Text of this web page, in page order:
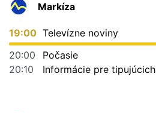
Markíza
19:00 Televízne noviny
20:00
Počasie
20:10
Informácie pre tipujúcich